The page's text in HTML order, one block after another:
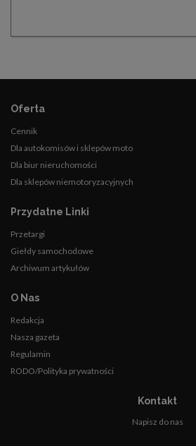
Oferta
Cennik
Dla autokomisów i sklepów moto
Dla biur nieruchomości
Dla sklepów niemotoryzacyjnych
Przydatne Linki
Przetargi
Giełdy samochodowe
Archiwum artykułów
O Nas
Redakcja
Nasza gazeta
Regulamin
RODO/Polityka prywatności
Kontakt
Napisz do nas